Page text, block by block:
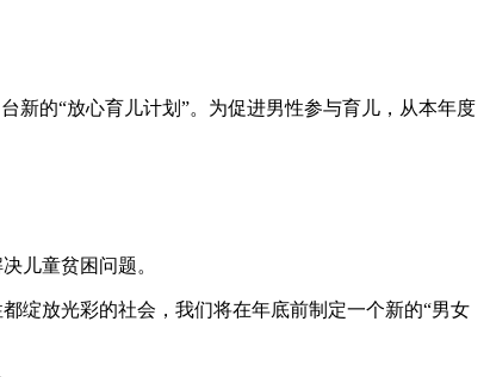
的“放心育儿计划”。为促进男性参与育儿，从本年度
儿童贫困问题。
放光彩的社会，我们将在年底前制定一个新的“男女